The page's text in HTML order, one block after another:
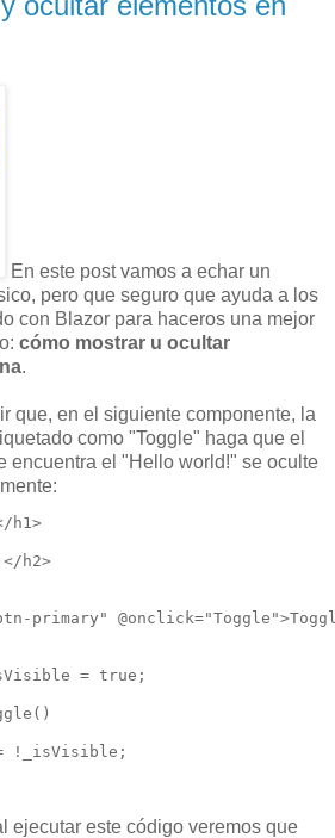
En este post vamos a echar un
pero que seguro que ayuda a los
con Blazor para haceros una mejor
cómo mostrar u ocultar
.
que, en el siguiente componente, la
como "Toggle" haga que el
encuentra el "Hello world!" se oculte
h1>
h2>
primary"
= true;
!_isVisible;
ejecutar este código veremos que